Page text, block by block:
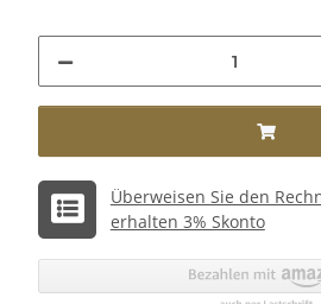
Überweisen Sie den
erhalten 3% Skonto